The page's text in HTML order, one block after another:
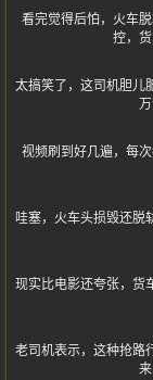
看完觉得后怕，火车
控，
太搞笑了，这司机胆儿
视频刷到好几遍，每
哇塞，火车头损毁还脱
现实比电影还夸张，货
老司机表示，这种抢路